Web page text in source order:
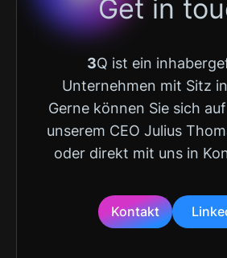
Get in
3Q ist ein
Unternehmen mit Sitz
Gerne können Sie sich
unserem CEO Julius
oder direkt mit uns in
Kontakt